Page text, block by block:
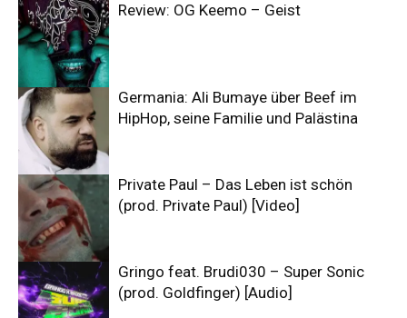
Review: OG Keemo – Geist
Germania: Ali Bumaye über Beef im
HipHop, seine Familie und Palästina
Private Paul – Das Leben ist schön
(prod. Private Paul) [Video]
Gringo feat. Brudi030 – Super Sonic
(prod. Goldfinger) [Audio]